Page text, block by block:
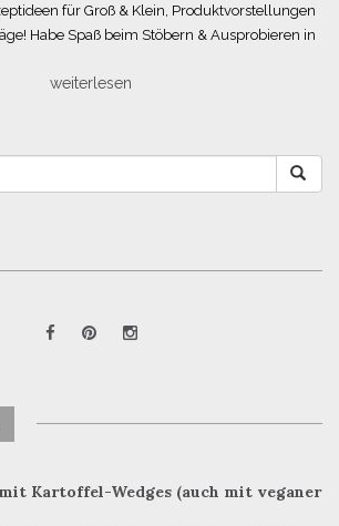
für Groß & Klein, Produktvorstellungen
Habe Spaß beim Stöbern & Ausprobieren in
weiterlesen
Kartoffel-Wedges (auch mit veganer